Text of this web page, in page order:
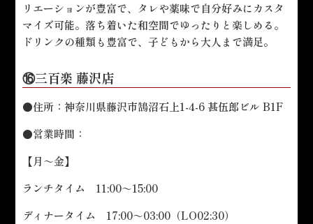
リエーションが豊富で、タレや薬味で自分好みにカスタ
マイズ可能。落ち着いた和空間でゆったりと楽しめる。
ドリンクの種類も豊富で、子どもから大人まで満足。
⑯三百楽 藤沢店
●住所：神奈川県藤沢市鵠沼石上1-4-6 甚伍郎ビル B1F
●営業時間：
【月～金】
ランチタイム 11:00～15:00
ディナータイム 17:00～03:00（LO02:30）